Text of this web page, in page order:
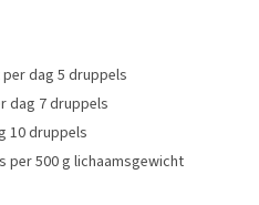
dag 5 druppels
dag 7 druppels
10 druppels
per 500 g lichaamsgewicht